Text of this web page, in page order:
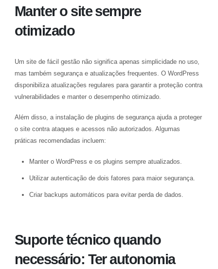
Manter o site sempre
otimizado
Um site de fácil gestão não significa apenas simplicidade no uso,
mas também segurança e atualizações frequentes. O WordPress
disponibiliza atualizações regulares para garantir a proteção contra
vulnerabilidades e manter o desempenho otimizado.
Além disso, a instalação de plugins de segurança ajuda a proteger
o site contra ataques e acessos não autorizados. Algumas
práticas recomendadas incluem:
Manter o WordPress e os plugins sempre atualizados.
Utilizar autenticação de dois fatores para maior segurança.
Criar backups automáticos para evitar perda de dados.
Suporte técnico quando
necessário: Ter autonomia